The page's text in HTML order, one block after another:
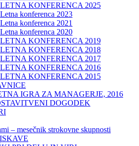
LETNA KONFERENCA 2025
Letna konferenca 2023
Letna konferenca 2021
Letna konferenca 2020
LETNA KONFERENCA 2019
LETNA KONFERENCA 2018
LETNA KONFERENCA 2017
LETNA KONFERENCA 2016
LETNA KONFERENCA 2015
IGRA ZA MANAGERJE, 2016
DOGODEK
– mesečnik strokovne skupnosti